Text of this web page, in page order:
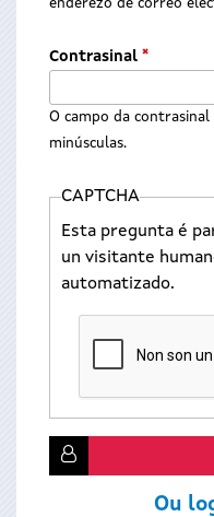
enderezo de correo
Contrasinal *
O campo da
minúsculas.
CAPTCHA
Esta pregunta é
un visitante
automatizado.
Ou